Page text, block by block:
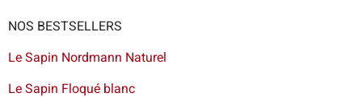
NOS BESTSELLERS
Le Sapin Nordmann Naturel
Le Sapin Floqué blanc